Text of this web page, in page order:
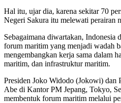
Hal itu, ujar dia, karena sekitar 70
Negeri Sakura itu melewati perairan
Sebagaimana diwartakan, Indonesia
forum maritim yang menjadi wadah
mengembangkan kerja sama dalam
maritim, dan infrastruktur maritim.
Presiden Joko Widodo (Jokowi) dan
Abe di Kantor PM Jepang, Tokyo,
membentuk forum maritim melalui